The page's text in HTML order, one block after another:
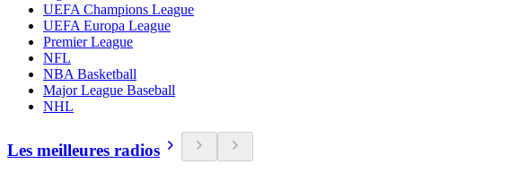
UEFA Champions League
UEFA Europa League
Premier League
NFL
NBA Basketball
Major League Baseball
NHL
Les meilleures radios